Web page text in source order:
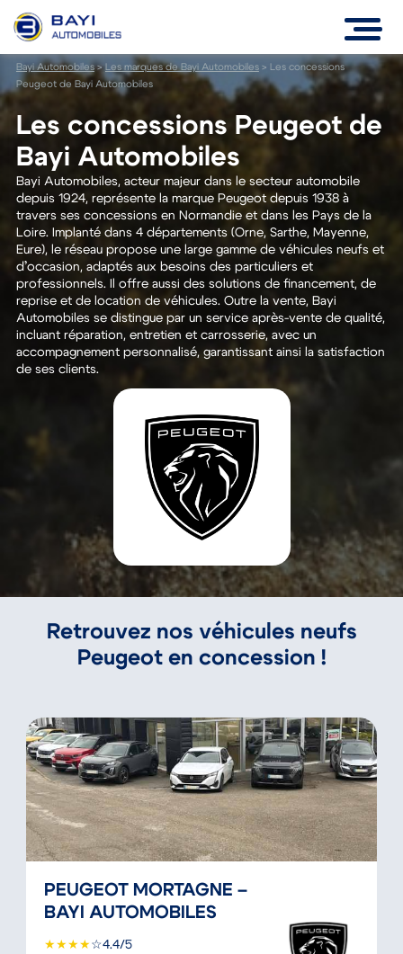
Bayi Automobiles> Les marques de Bayi Automobiles>
Les concessions
Peugeot de Bayi Automobiles
Les concessions Peugeot de
Bayi Automobiles
Bayi Automobiles, acteur majeur dans le secteur automobile
depuis 1924, représente la marque Peugeot depuis 1938 à
travers ses concessions en Normandie et dans les Pays de la
Loire. Implanté dans 4 départements (Orne, Sarthe, Mayenne,
Eure), le réseau propose une large gamme de véhicules neufs et
d’occasion, adaptés aux besoins des particuliers et
professionnels. Il offre aussi des solutions de financement, de
reprise et de location de véhicules. Outre la vente, Bayi
Automobiles se distingue par un service après-vente de qualité,
incluant réparation, entretien et carrosserie, avec un
accompagnement personnalisé, garantissant ainsi la satisfaction
de ses clients.
Retrouvez nos véhicules neufs
Peugeot en concession !
PEUGEOT MORTAGNE –
BAYI AUTOMOBILES
★★★★☆4.4/5